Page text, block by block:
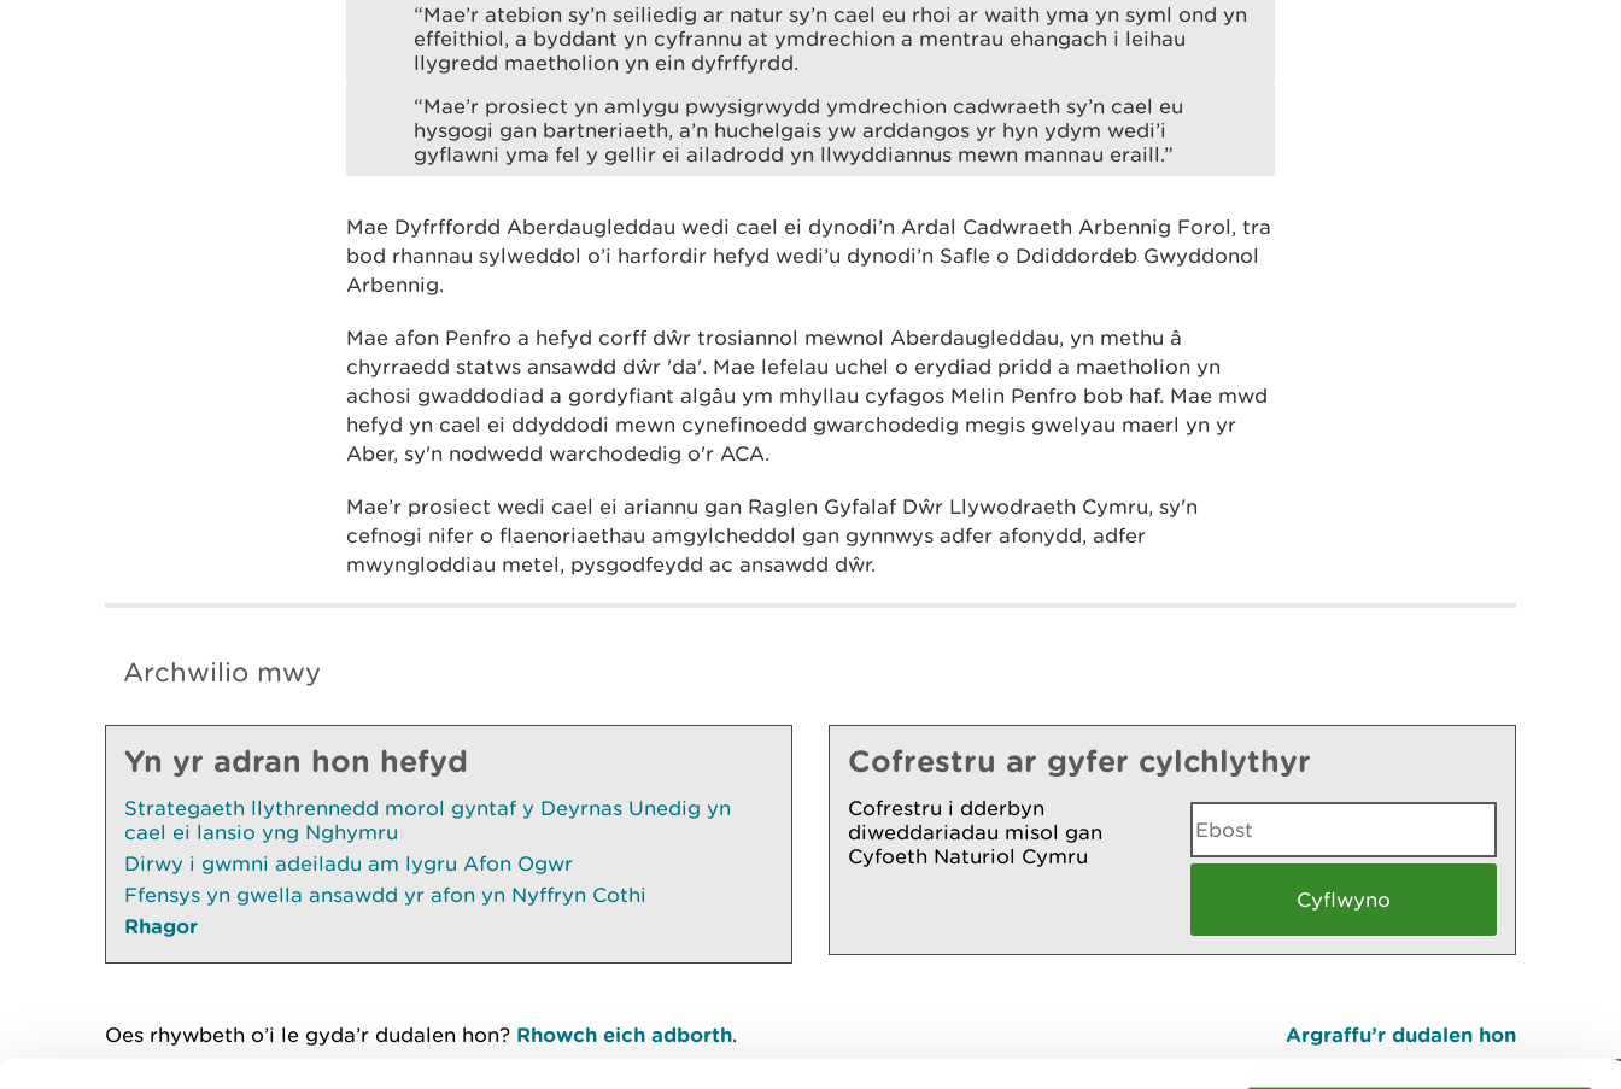
“Mae’r atebion sy’n seiliedig ar natur sy’n cael eu rhoi ar waith yma yn syml ond yn
effeithiol, a byddant yn cyfrannu at ymdrechion a mentrau ehangach i leihau
llygredd maetholion yn ein dyfrffyrdd.
“Mae’r prosiect yn amlygu pwysigrwydd ymdrechion cadwraeth sy’n cael eu
hysgogi gan bartneriaeth, a’n huchelgais yw arddangos yr hyn ydym wedi’i
gyflawni yma fel y gellir ei ailadrodd yn llwyddiannus mewn mannau eraill.”
Mae Dyfrffordd Aberdaugleddau wedi cael ei dynodi’n Ardal Cadwraeth Arbennig Forol, tra
bod rhannau sylweddol o’i harfordir hefyd wedi’u dynodi’n Safle o Ddiddordeb Gwyddonol
Arbennig.
Mae afon Penfro a hefyd corff dŵr trosiannol mewnol Aberdaugleddau, yn methu â
chyrraedd statws ansawdd dŵr 'da'. Mae lefelau uchel o erydiad pridd a maetholion yn
achosi gwaddodiad a gordyfiant algâu ym mhyllau cyfagos Melin Penfro bob haf. Mae mwd
hefyd yn cael ei ddyddodi mewn cynefinoedd gwarchodedig megis gwelyau maerl yn yr
Aber, sy'n nodwedd warchodedig o'r ACA.
Mae’r prosiect wedi cael ei ariannu gan Raglen Gyfalaf Dŵr Llywodraeth Cymru, sy'n
cefnogi nifer o flaenoriaethau amgylcheddol gan gynnwys adfer afonydd, adfer
mwyngloddiau metel, pysgodfeydd ac ansawdd dŵr.
Archwilio mwy
Yn yr adran hon hefyd
Strategaeth llythrennedd morol gyntaf y Deyrnas Unedig yn
cael ei lansio yng Nghymru
Dirwy i gwmni adeiladu am lygru Afon Ogwr
Ffensys yn gwella ansawdd yr afon yn Nyffryn Cothi
Rhagor
Cofrestru ar gyfer cylchlythyr
Cofrestru i dderbyn
diweddariadau misol gan
Cyfoeth Naturiol Cymru
Oes rhywbeth o’i le gyda’r dudalen hon? Rhowch eich adborth. Argraffu’r dudalen hon